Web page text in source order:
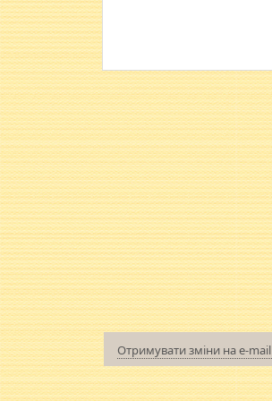
Отримувати зміни на e-mail